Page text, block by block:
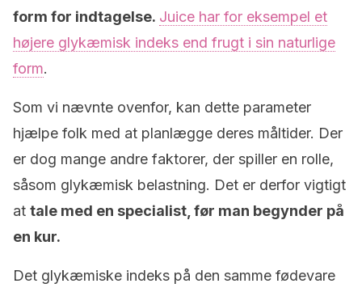
form for indtagelse. Juice har for eksempel et
højere glykæmisk indeks end frugt i sin naturlige
form.
Som vi nævnte ovenfor, kan dette parameter
hjælpe folk med at planlægge deres måltider. Der
er dog mange andre faktorer, der spiller en rolle,
såsom glykæmisk belastning. Det er derfor vigtigt
at tale med en specialist, før man begynder på
en kur.
Det glykæmiske indeks på den samme fødevare